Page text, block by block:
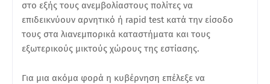
στο εξής τους ανεμβολίαστους πολίτες να
επιδεικνύουν αρνητικό ή rapid test κατά την είσοδο
τους στα λιανεμπορικά καταστήματα και τους
εξωτερικούς μικτούς χώρους της εστίασης.
Για μια ακόμα φορά η κυβέρνηση επέλεξε να